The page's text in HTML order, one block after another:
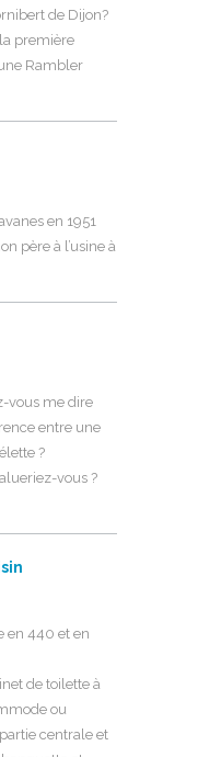
de Dijon?
la première
Rambler
en 1951
père à l’usine à
vous me dire
entre une
?
vous ?
en 440 et en
de toilette à
ou
centrale et